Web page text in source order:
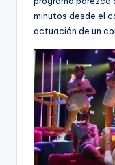
minutos desde el
actuación de un